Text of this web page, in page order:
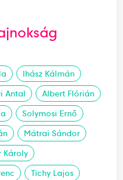
Ihász Kálmán
Antal
Albert Flórián
Solymosi Ernő
Mátrai Sándor
Károly
Tichy Lajos